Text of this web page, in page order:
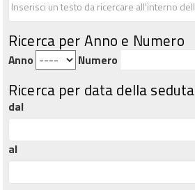
Ricerca per Anno e Numero
Anno Numero
Ricerca per data della seduta
dal
al